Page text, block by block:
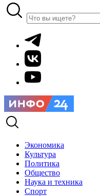
Экономика
Культура
Политика
Общество
Наука и техника
Спорт